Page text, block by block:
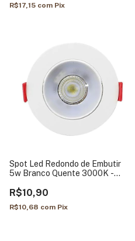
R$17,15 com Pix
Spot Led Redondo de Embutir
5w Branco Quente 3000K -
R$10,90
R$10,68 com Pix